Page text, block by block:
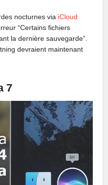
nocturnes via iCloud
“Certains fichiers
la dernière sauvegarde”.
devraient maintenant
7